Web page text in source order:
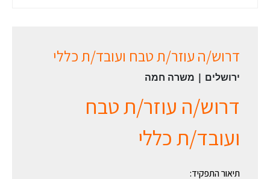
דרוש/ה עוזר/ת טבח ועובד/ת כללי
ירושלים | משרה חמה
דרוש/ה עוזר/ת טבח
ועובד/ת כללי
תיאור התפקיד: